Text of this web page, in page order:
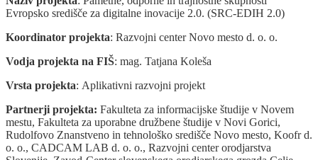
Evropsko središče za digitalne inovacije 2.0. (SRC-EDIH 2.0)
Koordinator projekta: Razvojni center Novo mesto d. o. o.
Vodja projekta na FIŠ: mag. Tatjana Koleša
Vrsta projekta: Aplikativni razvojni projekt
Partnerji projekta: Fakulteta za informacijske študije v Novem
mestu, Fakulteta za uporabne družbene študije v Novi Gorici,
Rudolfovo Znanstveno in tehnološko središče Novo mesto, Koofr d.
o. o., CADCAM LAB d. o. o., Razvojni center orodjarstva